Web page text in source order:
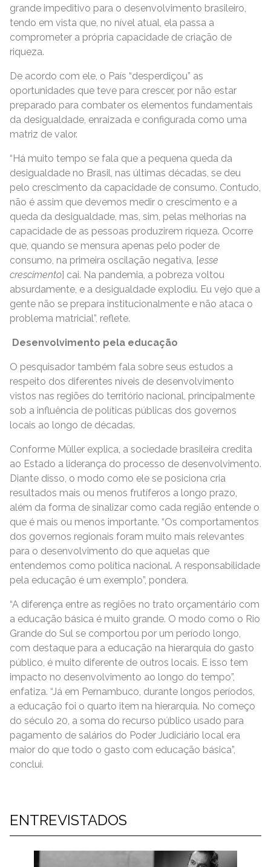
grande impeditivo para o desenvolvimento brasileiro,
tendo em vista que, no nível atual, ela passa a
comprometer a própria capacidade de criação de
riqueza.
De acordo com ele, o País “desperdiçou” as
oportunidades que teve para crescer, por não estar
preparado para combater os elementos fundamentais
da desigualdade, enraizada e configurada como uma
matriz de valor.
“Há muito tempo se fala que a pequena queda da
desigualdade no Brasil, nas últimas décadas, se deu
pelo crescimento da capacidade de consumo. Contudo,
não é assim que devemos medir o crescimento e a
queda da desigualdade, mas, sim, pelas melhorias na
capacidade de as pessoas produzirem riqueza. Ocorre
que, quando se mensura apenas pelo poder de
consumo, na primeira oscilação negativa, [esse
crescimento] cai. Na pandemia, a pobreza voltou
absurdamente, e a desigualdade explodiu. Eu vejo que a
gente não se prepara institucionalmente e não ataca o
problema matricial”, reflete.
Desenvolvimento pela educação
O pesquisador também fala sobre seus estudos a
respeito dos diferentes níveis de desenvolvimento
vistos nas regiões do território nacional, principalmente
sob a influência de políticas públicas dos governos
locais ao longo de décadas.
Conforme Müller explica, a sociedade brasileira credita
ao Estado a liderança do processo de desenvolvimento.
Diante disso, o modo como ele se posiciona cria
resultados mais ou menos frutíferos a longo prazo,
além da forma de sinalizar como cada região entende o
que é mais ou menos importante. “Os comportamentos
dos governos regionais foram muito mais relevantes
para o desenvolvimento do que aquelas que
entendemos como política nacional. A responsabilidade
pela educação é um exemplo”, pondera.
“A diferença entre as regiões no trato orçamentário com
a educação básica é muito grande. O modo como o Rio
Grande do Sul se comportou por um período longo,
com destaque para a educação na hierarquia do gasto
público, é muito diferente de outros locais. E isso tem
impacto no desenvolvimento ao longo do tempo”,
enfatiza. “Já em Pernambuco, durante longos períodos,
a educação foi o quarto item na hierarquia. No começo
do século 20, a soma do recurso público usado para
pagamento de salários do Poder Judiciário local era
maior do que todo o gasto com educação básica”,
conclui.
ENTREVISTADOS